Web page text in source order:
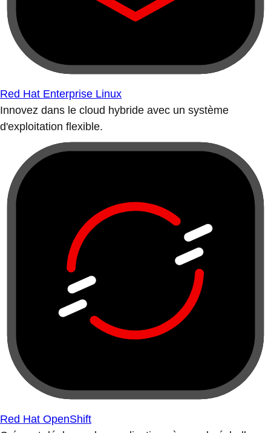
Red Hat Enterprise Linux
Innovez dans le cloud hybride avec un système
d'exploitation flexible.
Red Hat OpenShift